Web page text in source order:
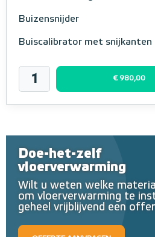
Buizensnijder
Buiscalibrator met snijkanten
€ 980,00
Doe-het-zelf
vloerverwarming
Wilt u weten welke
om vloerverwarming te
geheel vrijblijvend een